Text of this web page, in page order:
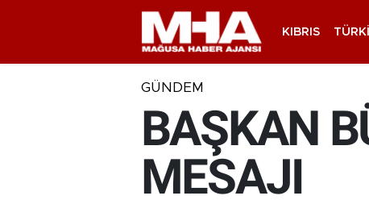
KIBRIS
GÜNDEM
BAŞKAN
MESAJI